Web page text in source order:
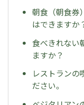
朝食（朝食券
はできますか
食べきれない
ますか？
レストランの
ださい。